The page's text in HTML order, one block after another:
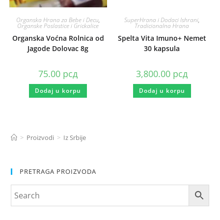
Organska Hrana za Bebe i Decu,
Organske Poslastice i Grickalice
Organska Voćna Rolnica od
Jagode Dolovac 8g
75.00 рсд
Dodaj u korpu
SuperHrana i Dodaci Ishrani,
Tradicionalna Hrana
Spelta Vita Imuno+ Nemet
30 kapsula
3,800.00 рсд
Dodaj u korpu
> Proizvodi > Iz Srbije
PRETRAGA PROIZVODA